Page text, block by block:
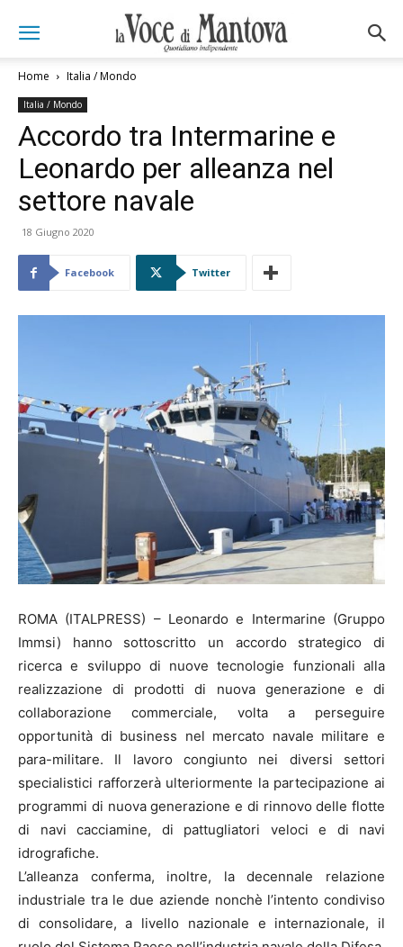
Home Italia / Mondo
Italia / Mondo
Accordo tra Intermarine e
Leonardo per alleanza nel
settore navale
18 Giugno 2020
Facebook Twitter
ROMA (ITALPRESS) – Leonardo e Intermarine (Gruppo
Immsi) hanno sottoscritto un accordo strategico di
ricerca e sviluppo di nuove tecnologie funzionali alla
realizzazione di prodotti di nuova generazione e di
collaborazione commerciale, volta a perseguire
opportunità di business nel mercato navale militare e
para-militare. Il lavoro congiunto nei diversi settori
specialistici rafforzerà ulteriormente la partecipazione ai
programmi di nuova generazione e di rinnovo delle flotte
di navi cacciamine, di pattugliatori veloci e di navi
idrografiche.
L’alleanza conferma, inoltre, la decennale relazione
industriale tra le due aziende nonchè l’intento condiviso
di consolidare, a livello nazionale e internazionale, il